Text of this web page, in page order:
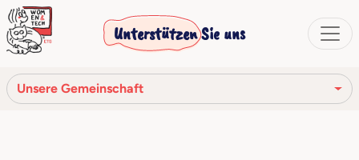
Unterstützen Sie uns
Unsere Gemeinschaft